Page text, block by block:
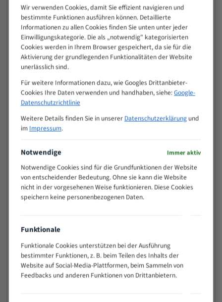
30
4/5
50
80
> 100
VOLLMATERIAL
M (mm)
Zähne pro
Zoll (ZpZ))
>
10/14
15 - 40
8/12
25 - 50
35 - 70
80 - 180
3/4
130 -
350
2/3
200 -
> 500
0,75/1,25
Vorteile:
Wir verwenden Cookies, damit Sie effizient navigieren und
bestimmte Funktionen ausführen können. Detaillierte
Informationen zu allen Cookies finden Sie unten unter jeder
Einwilligungskategorie. Die als „notwendig" kategorisierten
Cookies werden in Ihrem Browser gespeichert, da sie für die
Aktivierung der grundlegenden Funktionalitäten der Website
unerlässlich sind.
Für weitere Informationen dazu, wie Googles Drittanbieter-
Cookies Ihre Daten verwenden und handhaben, siehe:Google-
Datenschutzrichtlinie
Weitere Details finden Sie in unserer Datenschutzerklärungund
im Impressum.
Notwendige Immer aktiv
Notwendige Cookies sind für die Grundfunktionen der Website
von entscheidender Bedeutung. Ohne sie kann die Website
nicht in der vorgesehenen Weise funktionieren. Diese Cookies
speichern keine personenbezogenen Daten.
Funktionale
Funktionale Cookies unterstützen bei der Ausführung
bestimmter Funktionen, z. B. beim Teilen des Inhalts der
Website auf Social-Media-Plattformen, beim Sammeln von
Feedbacks und anderen Funktionen von Drittanbietern.